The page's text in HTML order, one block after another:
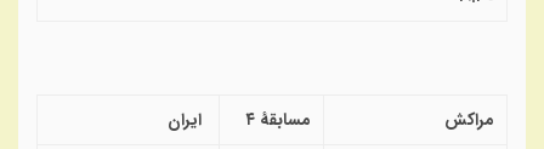
مراکش مسابقهٔ ۴ ایران